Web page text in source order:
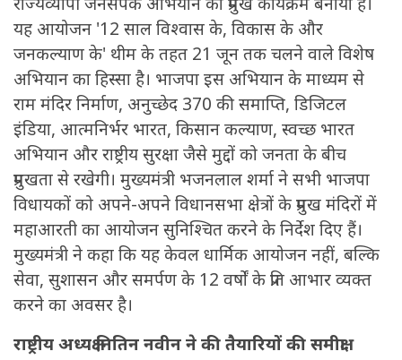
यह आयोजन '12 साल विश्वास के, विकास के और
जनकल्याण के' थीम के तहत 21 जून तक चलने वाले विशेष
अभियान का हिस्सा है। भाजपा इस अभियान के माध्यम से
राम मंदिर निर्माण, अनुच्छेद 370 की समाप्ति, डिजिटल
इंडिया, आत्मनिर्भर भारत, किसान कल्याण, स्वच्छ भारत
अभियान और राष्ट्रीय सुरक्षा जैसे मुद्दों को जनता के बीच
प्रमुखता से रखेगी। मुख्यमंत्री भजनलाल शर्मा ने सभी भाजपा
विधायकों को अपने-अपने विधानसभा क्षेत्रों के प्रमुख मंदिरों में
महाआरती का आयोजन सुनिश्चित करने के निर्देश दिए हैं।
मुख्यमंत्री ने कहा कि यह केवल धार्मिक आयोजन नहीं, बल्कि
सेवा, सुशासन और समर्पण के 12 वर्षों के प्रति आभार व्यक्त
करने का अवसर है।
राष्ट्रीय अध्यक्ष नितिन नवीन ने की तैयारियों की समीक्षा